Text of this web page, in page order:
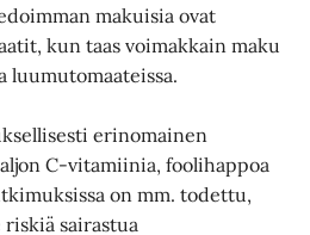
makuisia ovat
kun taas voimakkain maku
luumutomaateissa.
erinomainen
C-vitamiinia, foolihappoa
on mm. todettu,
sairastua